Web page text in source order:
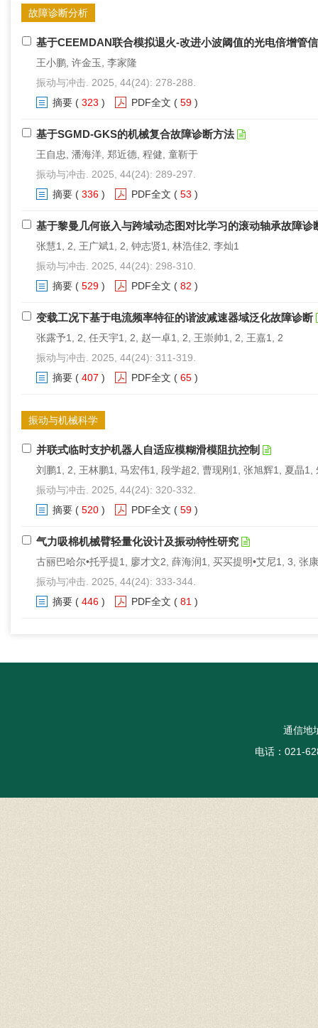
故障诊断分析
基于CEEMDAN联合模拟退火-改进小波阈值的光电倍增管
王小鹏, 许金玉, 李家隆
振动与冲击. 2025, 44(24): 278-288.
摘要 ( 323 ) PDF全文 ( 59 )
基于SGMD-GKS的机械复合故障诊断方法
王自忠, 潘海洋, 郑近德, 程健, 童靳于
振动与冲击. 2025, 44(24): 289-297.
摘要 ( 336 ) PDF全文 ( 53 )
基于黎曼几何嵌入与跨域动态图对比学习的滚动轴承故障诊
张慧1, 2, 王广斌1, 2, 钟志贤1, 林浩佳2, 李灿1
振动与冲击. 2025, 44(24): 298-310.
摘要 ( 529 ) PDF全文 ( 82 )
变载工况下基于电流频率特征的谐波减速器域泛化故障诊断
张露予1, 2, 任天宇1, 2, 赵一卓1, 2, 王崇帅1, 2, 王嘉1, 2
振动与冲击. 2025, 44(24): 311-319.
摘要 ( 407 ) PDF全文 ( 65 )
振动与机械科学
并联式临时支护机器人自适应模糊滑模阻抗控制
刘鹏1, 2, 王林鹏1, 马宏伟1, 段学超2, 曹现刚1, 张旭辉1, 夏晶1,
振动与冲击. 2025, 44(24): 320-332.
摘要 ( 520 ) PDF全文 ( 59 )
气力吸棉机械臂轻量化设计及振动特性研究
古丽巴哈尔•托乎提1, 廖才文2, 薛海润1, 买买提明•艾尼1, 3, 张
振动与冲击. 2025, 44(24): 333-344.
摘要 ( 446 ) PDF全文 ( 81 )
通信地
电话：021-